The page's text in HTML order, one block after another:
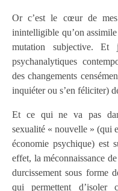
Or c’est le cœur de
inintelligible qu’on
mutation subjective.
psychanalytiques
des changements
inquiéter ou s’en féliciter)
Et ce qui ne va pas
sexualité « nouvelle » (qui
économie psychique) est
effet, la méconnaissance
durcissement sous forme
qui permettent d’isoler